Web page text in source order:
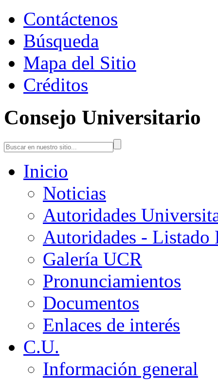
Contáctenos
Búsqueda
Mapa del Sitio
Créditos
Consejo Universitario
Inicio
Noticias
Autoridades
Autoridades - Listado
Galería UCR
Pronunciamientos
Documentos
Enlaces de interés
C.U.
Información general